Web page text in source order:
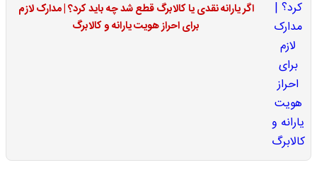
اگر یارانه نقدی یا کالابرگ قطع شد چه باید کرد؟ | مدارک لازم
برای احراز هویت یارانه و کالابرگ